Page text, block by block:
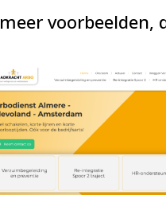
meer voorbeelden,